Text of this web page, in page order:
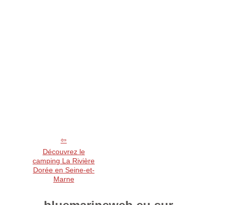
Découvrez le
camping La Rivière
Dorée en Seine-et-
Marne